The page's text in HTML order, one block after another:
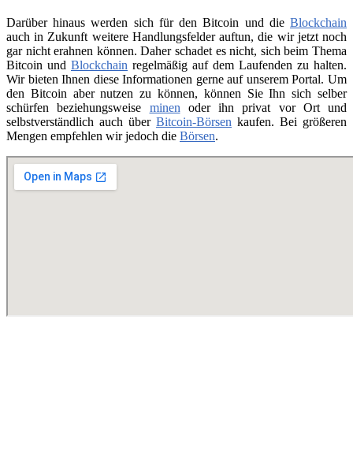
Darüber hinaus werden sich für den Bitcoin und die Blockchain
auch in Zukunft weitere Handlungsfelder auftun, die wir jetzt noch
gar nicht erahnen können. Daher schadet es nicht, sich beim Thema
Bitcoin und Blockchain regelmäßig auf dem Laufenden zu halten.
Wir bieten Ihnen diese Informationen gerne auf unserem Portal. Um
den Bitcoin aber nutzen zu können, können Sie Ihn sich selber
schürfen beziehungsweise minenoder ihn privat vor Ort und
selbstverständlich auch über Bitcoin-Börsen kaufen. Bei größeren
Mengen empfehlen wir jedoch die Börsen.